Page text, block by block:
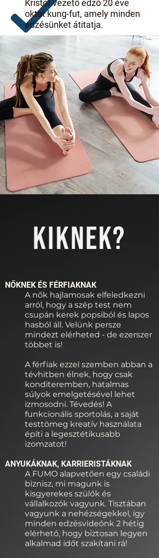
Kristóf vezető edző 20 éve
oktat kung-fut, amely minden
edzésünket átitatja.
KIKNEK?
NŐKNEK ÉS FÉRFIAKNAK
A nők hajlamosak elfeledkezni
arról, hogy a szép test nem
csupán kerek popsiból és lapos
hasból áll. Velünk persze
mindezt elérheted - de ezerszer
többet is!
A férfiak ezzel szemben abban a
tévhitben élnek, hogy csak
konditeremben, hatalmas
súlyok emelgetésével lehet
izmosodni. Tévedés! A
funkcionális sportolás, a saját
testtömeg kreatív használata
építi a legesztétikusabb
izomzatot!
ANYUKÁKNAK, KARRIERISTÁKNAK
A FUMO alapvetően egy családi
biznisz, mi magunk is
kisgyerekes szülők és
vállalkozók vagyunk. Tisztában
vagyunk a nehézségekkel, így
minden edzésvideónk 2 hétig
elérhető, hogy biztosan legyen
alkalmad időt szakítani rá!